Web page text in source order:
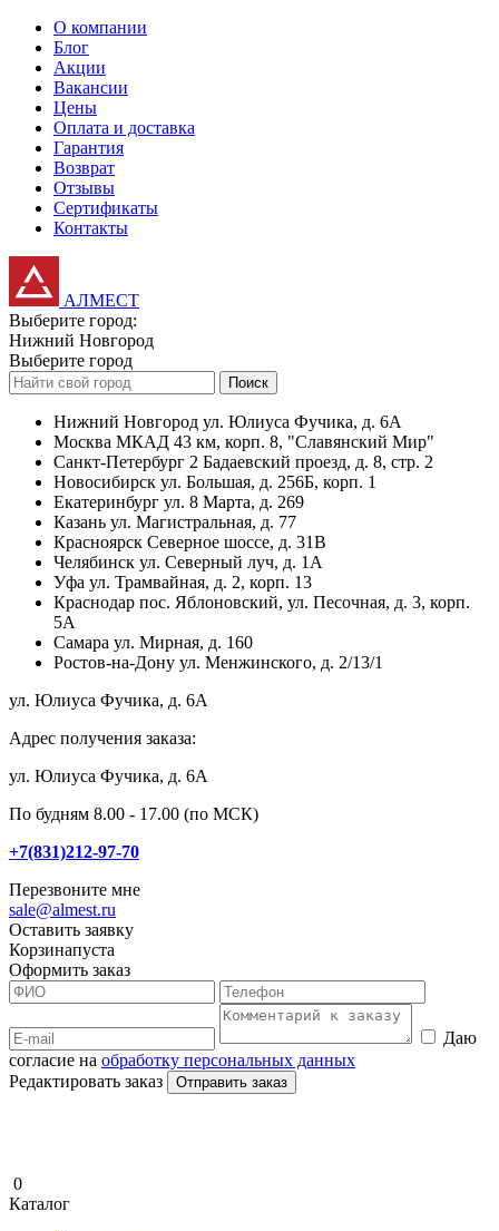
О компании
Блог
Акции
Вакансии
Цены
Оплата и доставка
Гарантия
Возврат
Отзывы
Сертификаты
Контакты
АЛМЕСТ
Выберите город:
Нижний Новгород
Выберите город
Поиск
Нижний Новгород ул. Юлиуса Фучика, д. 6А
Москва МКАД 43 км, корп. 8, "Славянский Мир"
Санкт-Петербург 2 Бадаевский проезд, д. 8, стр. 2
Новосибирск ул. Большая, д. 256Б, корп. 1
Екатеринбург ул. 8 Марта, д. 269
Казань ул. Магистральная, д. 77
Красноярск Северное шоссе, д. 31В
Челябинск ул. Северный луч, д. 1А
Уфа ул. Трамвайная, д. 2, корп. 13
Краснодар пос. Яблоновский, ул. Песочная, д. 3, корп.
5А
Самара ул. Мирная, д. 160
Ростов-на-Дону ул. Менжинского, д. 2/13/1
ул. Юлиуса Фучика, д. 6А
Адрес получения заказа:
ул. Юлиуса Фучика, д. 6А
По будням 8.00 - 17.00 (по МСК)
+7(831)212-97-70
Перезвоните мне
sale@almest.ru
Оставить заявку
Корзинапуста
Оформить заказ
Даю
согласие на обработку персональных данных
Редактировать заказ
Отправить заказ
0
Каталог